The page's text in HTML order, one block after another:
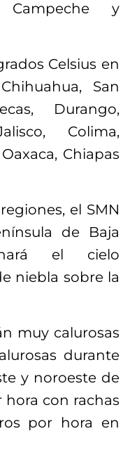
Campeche y
Celsius en
San
Durango,
Colima,
Chiapas
el SMN
de Baja
el cielo
niebla sobre la
muy calurosas
durante
y noroeste de
hora con rachas
por hora en